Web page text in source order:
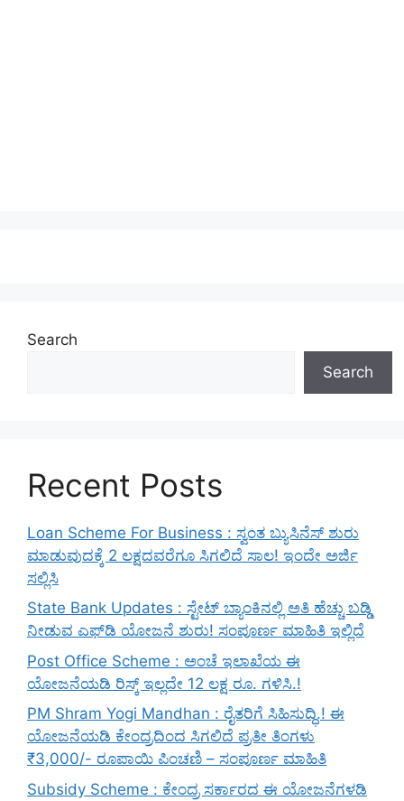
Search
Search
Recent Posts
Loan Scheme For Business : ಸ್ವಂತ ಬ್ಯುಸಿನೆಸ್ ಶುರು
ಮಾಡುವುದಕ್ಕೆ 2 ಲಕ್ಷದವರೆಗೂ ಸಿಗಲಿದೆ ಸಾಲ! ಇಂದೇ ಅರ್ಜಿ
ಸಲ್ಲಿಸಿ
State Bank Updates : ಸ್ಟೇಟ್ ಬ್ಯಾಂಕಿನಲ್ಲಿ ಅತಿ ಹೆಚ್ಚು ಬಡ್ಡಿ
ನೀಡುವ ಎಫ್‌ಡಿ ಯೋಜನೆ ಶುರು! ಸಂಪೂರ್ಣ ಮಾಹಿತಿ ಇಲ್ಲಿದೆ
Post Office Scheme : ಅಂಚೆ ಇಲಾಖೆಯ ಈ
ಯೋಜನೆಯಡಿ ರಿಸ್ಕ್‌ ಇಲ್ಲದೇ 12 ಲಕ್ಷ ರೂ. ಗಳಿಸಿ.!
PM Shram Yogi Mandhan : ರೈತರಿಗೆ ಸಿಹಿಸುದ್ಧಿ.! ಈ
ಯೋಜನೆಯಡಿ ಕೇಂದ್ರದಿಂದ ಸಿಗಲಿದೆ ಪ್ರತೀ ತಿಂಗಳು
₹3,000/- ರೂಪಾಯಿ ಪಿಂಚಣಿ – ಸಂಪೂರ್ಣ ಮಾಹಿತಿ
Subsidy Scheme : ಕೇಂದ್ರ ಸರ್ಕಾರದ ಈ ಯೋಜನೆಗಳಡಿ